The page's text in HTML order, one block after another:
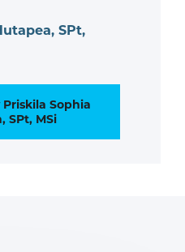
SPt,
Sophia
SPt, MSi